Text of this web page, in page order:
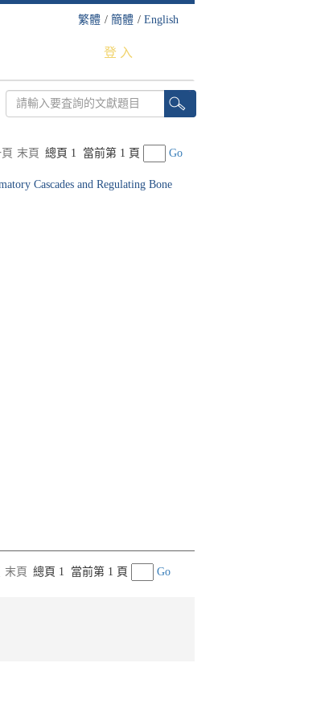
繁體 / 簡體 / English
登 入
頁 末頁 總頁 1 當前第 1 頁 Go
Cascades and Regulating Bone
末頁 總頁 1 當前第 1 頁 Go